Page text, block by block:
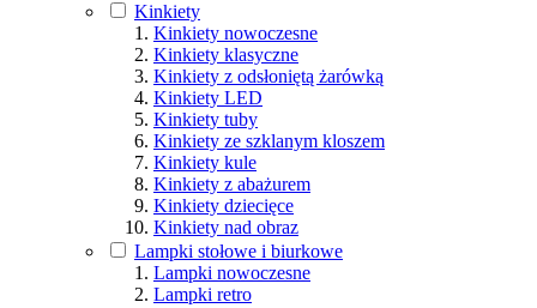
Kinkiety
Kinkiety nowoczesne
Kinkiety klasyczne
Kinkiety z odsłoniętą żarówką
Kinkiety LED
Kinkiety tuby
Kinkiety ze szklanym kloszem
Kinkiety kule
Kinkiety z abażurem
Kinkiety dziecięce
Kinkiety nad obraz
Lampki stołowe i biurkowe
Lampki nowoczesne
Lampki retro